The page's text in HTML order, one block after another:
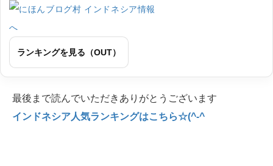
ランキングを見る（OUT）
最後まで読んでいただきありがとうございます
インドネシア人気ランキングはこちら☆(^-^